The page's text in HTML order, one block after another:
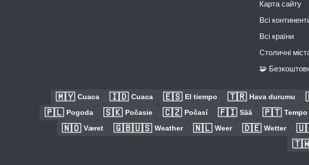
Карта сайту
Всі
Всі країни
Столичні
🧩
🇲🇾 Cuaca 🇮🇩 Cuaca 🇪🇸 El tiempo 🇹🇷 Hava durumu
🇵🇱 Pogoda 🇸🇰 Počasie 🇨🇿 Počasí 🇫🇮 Sää 🇵🇹 Tempo
🇳🇴 Været 🇬🇧🇺🇸 Weather 🇳🇱 Weer 🇩🇪 Wetter